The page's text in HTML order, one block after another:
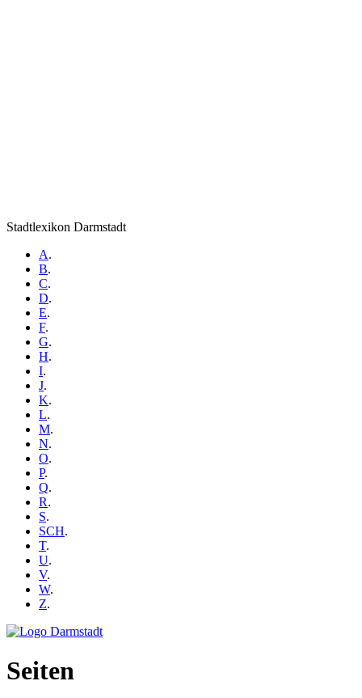
Stadtlexikon Darmstadt
A.
B.
C.
D.
E.
F.
G.
H.
I.
J.
K.
L.
M.
N.
O.
P.
Q.
R.
S.
SCH.
T.
U.
V.
W.
Z.
Seiten